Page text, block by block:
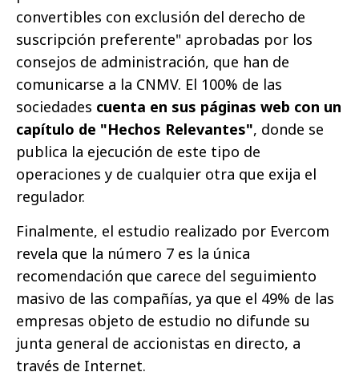
convertibles con exclusión del derecho de
suscripción preferente" aprobadas por los
consejos de administración, que han de
comunicarse a la CNMV. El 100% de las
sociedades cuenta en sus páginas web con un
capítulo de "Hechos Relevantes", donde se
publica la ejecución de este tipo de
operaciones y de cualquier otra que exija el
regulador.
Finalmente, el estudio realizado por Evercom
revela que la número 7 es la única
recomendación que carece del seguimiento
masivo de las compañías, ya que el 49% de las
empresas objeto de estudio no difunde su
junta general de accionistas en directo, a
través de Internet.